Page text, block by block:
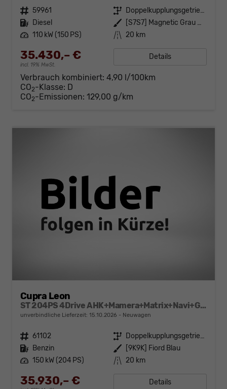
Fahrzeugnr. 59961 Getriebe
Doppelkupplungsgetriebe (DSG)
Kraftstoff Diesel Außenfarbe
[S7S7] Magnetic Grau Metallic
Leistung 110 kW (150 PS) Kilometerstand 20 km
35.430,– €
incl. 19% MwSt.
Details
Verbrauch kombiniert: 4,90 l/100km
CO2-Klasse: D
CO2-Emissionen: 129,00 g/km
Cupra Leon
ST 204PS 4Drive AHK+Mamera+Matrix+Navi+GV4+Kessy+Parklenk+Alarm
unverbindliche Lieferzeit: 15.10.2026 Neuwagen
Fahrzeugnr. 61102 Getriebe
Doppelkupplungsgetriebe (DSG)
Kraftstoff Benzin Außenfarbe
[9K9K] Fiord Blau
Leistung 150 kW (204 PS) Kilometerstand 20 km
35.930,– € Details